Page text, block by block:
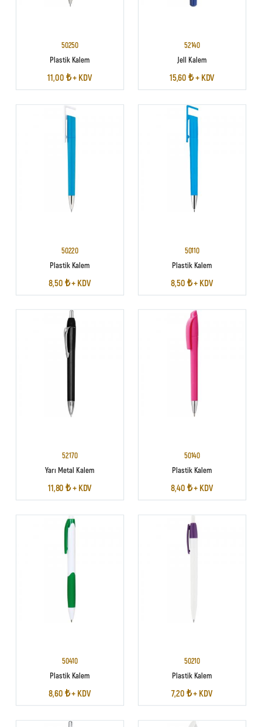
50250
Plastik Kalem
11,00 ₺ + KDV
52140
Jell Kalem
15,60 ₺ + KDV
50220
Plastik Kalem
8,50 ₺ + KDV
50110
Plastik Kalem
8,50 ₺ + KDV
52170
Yarı Metal Kalem
11,80 ₺ + KDV
50140
Plastik Kalem
8,40 ₺ + KDV
50410
Plastik Kalem
8,60 ₺ + KDV
50210
Plastik Kalem
7,20 ₺ + KDV